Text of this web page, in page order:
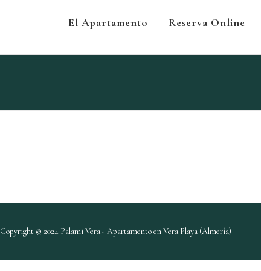
El Apartamento Reserva Online
Copyright © 2024 Palami Vera - Apartamento en Vera Playa (Almería)